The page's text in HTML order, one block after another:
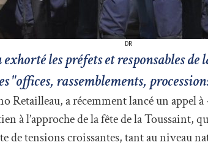
DR
les préfets et responsables
"offices, rassemblements,
Retailleau, a récemment lancé un appel à
à l’approche de la fête de la Toussaint,
de tensions croissantes, tant au niveau